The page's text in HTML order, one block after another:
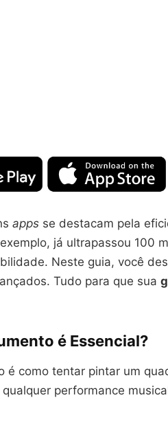
apps se destacam pela
já ultrapassou 100
Neste guia, você
Tudo para que sua
é Essencial?
é como tentar pintar um
performance